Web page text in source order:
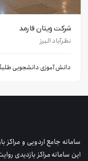
شرکت ویتان فارمد
نظرآباد البرز
دانش آموزیدانشجویی
این سامانه مراکز بازدیدی